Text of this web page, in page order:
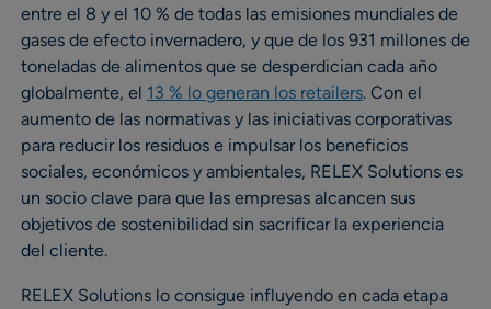
entre el 8 y el 10 % de todas las emisiones mundiales de
gases de efecto invernadero, y que de los 931 millones de
toneladas de alimentos que se desperdician cada año
globalmente, el 13 % lo generan los retailers. Con el
aumento de las normativas y las iniciativas corporativas
para reducir los residuos e impulsar los beneficios
sociales, económicos y ambientales, RELEX Solutions es
un socio clave para que las empresas alcancen sus
objetivos de sostenibilidad sin sacrificar la experiencia
del cliente.
RELEX Solutions lo consigue influyendo en cada etapa